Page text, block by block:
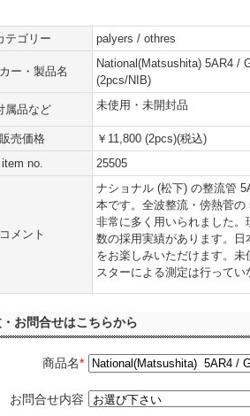
テゴリー palyers / othres
ー・製品名
National(Matsushita) 5AR4 /
(2pcs/NIB)
属品など 未使用・未開封品
販売価格
￥11,800 (2pcs)(税込)
item no.
25505
コメント
ナショナル (松下) の整流管
本です。全波整流・傍熱菅
非常に多く用いられました
数の採用実績があります。
をお楽しみいただけます。
スターによる測定は行って
お問合せはこちらから
商品名*
お問合せ内容